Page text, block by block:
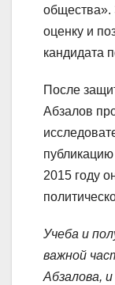
общества».
оценку и
кандидата
После
Абзалов
2015 году
Учеба и
важной
Абзалова,